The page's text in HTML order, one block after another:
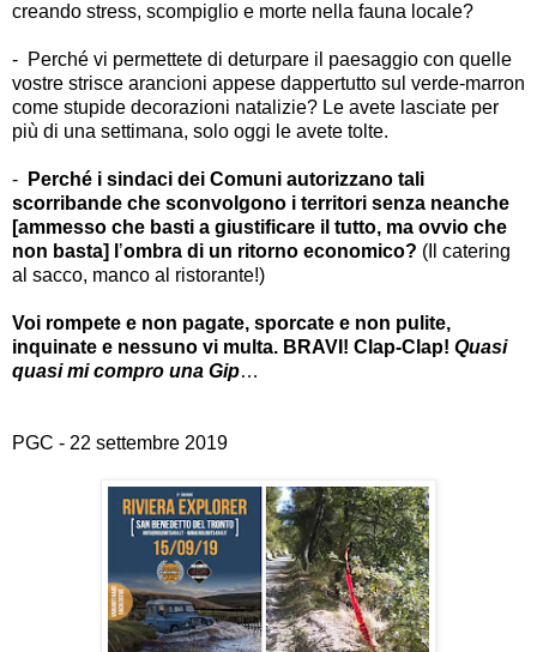
creando stress, scompiglio e morte nella fauna locale?
- Perché vi permettete di deturpare il paesaggio con quelle
vostre strisce arancioni appese dappertutto sul verde-marron
come stupide decorazioni natalizie? Le avete lasciate per
più di una settimana, solo oggi le avete tolte.
-
Perché i sindaci dei Comuni autorizzano tali
scorribande che sconvolgono i territori senza neanche
[ammesso che basti a giustificare il tutto, ma ovvio che
non basta] l ’ombra di un ritorno economico? (Il catering
al sacco, manco al ristorante!)
Voi rompete e non pagate, sporcate e non pulite,
inquinate e nessuno vi multa. BRAVI! Clap-Clap! Quasi
quasi mi compro una Gip…
PGC - 22 settembre 2019